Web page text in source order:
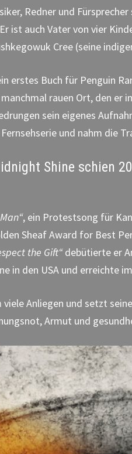
Redner und
ist auch Vater von vier
Cree (seine
erstes Buch für Penguin
rauen Ort, den er
sein eigenes
und nahm die
Shine schien
, ein Protestsong für
Sheaf Award for Best
the Gift“debütierte er
in den USA und erreichte
Anliegen und setzt
Armut und